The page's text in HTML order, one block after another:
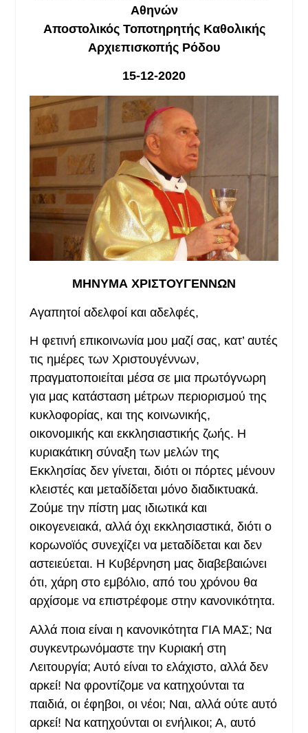
Αθηνών
Αποστολικός Τοποτηρητής Καθολικής
Αρχιεπισκοπής Ρόδου
15-12-2020
ΜΗΝΥΜΑ ΧΡΙΣΤΟΥΓΕΝΝΩΝ
Αγαπητοί αδελφοί και αδελφές,
Η φετινή επικοινωνία μου μαζί σας, κατ’ αυτές
τις ημέρες των Χριστουγέννων,
πραγματοποιείται μέσα σε μια πρωτόγνωρη
για μας κατάσταση μέτρων περιορισμού της
κυκλοφορίας, και της κοινωνικής,
οικονομικής και εκκλησιαστικής ζωής. Η
κυριακάτικη σύναξη των μελών της
Εκκλησίας δεν γίνεται, διότι οι πόρτες μένουν
κλειστές και μεταδίδεται μόνο διαδικτυακά.
Ζούμε την πίστη μας ιδιωτικά και
οικογενειακά, αλλά όχι εκκλησιαστικά, διότι ο
κορωνοϊός συνεχίζει να μεταδίδεται και δεν
αστειεύεται. Η Κυβέρνηση μας διαβεβαιώνει
ότι, χάρη στο εμβόλιο, από του χρόνου θα
αρχίσομε να επιστρέφομε στην κανονικότητα.
Αλλά ποια είναι η κανονικότητα ΓΙΑ ΜΑΣ; Να
συγκεντρωνόμαστε την Κυριακή στη
Λειτουργία; Αυτό είναι το ελάχιστο, αλλά δεν
αρκεί! Να φροντίζομε να κατηχούνται τα
παιδιά, οι έφηβοι, οι νέοι; Ναι, αλλά ούτε αυτό
αρκεί! Να κατηχούνται οι ενήλικοι; Α, αυτό